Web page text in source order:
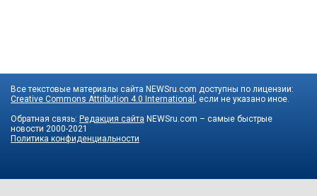
Все текстовые материалы сайта NEWSru.com доступны по лицензии:
Creative Commons Attribution 4.0 International , если не указано иное.
Обратная связь: Редакция сайта NEWSru.com – самые быстрые
новости 2000-2021
Политика конфиденциальности